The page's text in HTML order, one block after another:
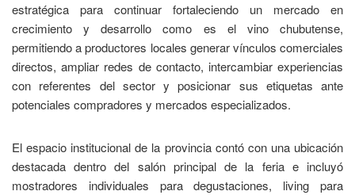
estratégica para continuar fortaleciendo un mercado en
crecimiento y desarrollo como es el vino chubutense,
permitiendo a productores locales generar vínculos comerciales
directos, ampliar redes de contacto, intercambiar experiencias
con referentes del sector y posicionar sus etiquetas ante
potenciales compradores y mercados especializados.
El espacio institucional de la provincia contó con una ubicación
destacada dentro del salón principal de la feria e incluyó
mostradores individuales para degustaciones, living para